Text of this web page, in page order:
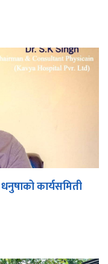
कार्यसमिती